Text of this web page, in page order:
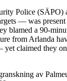
Police
— was
blamed a 90-
from Arlanda
claimed they
av